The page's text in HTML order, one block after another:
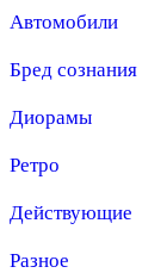
Автомобили
Бред сознания
Диорамы
Ретро
Действующие
Разное